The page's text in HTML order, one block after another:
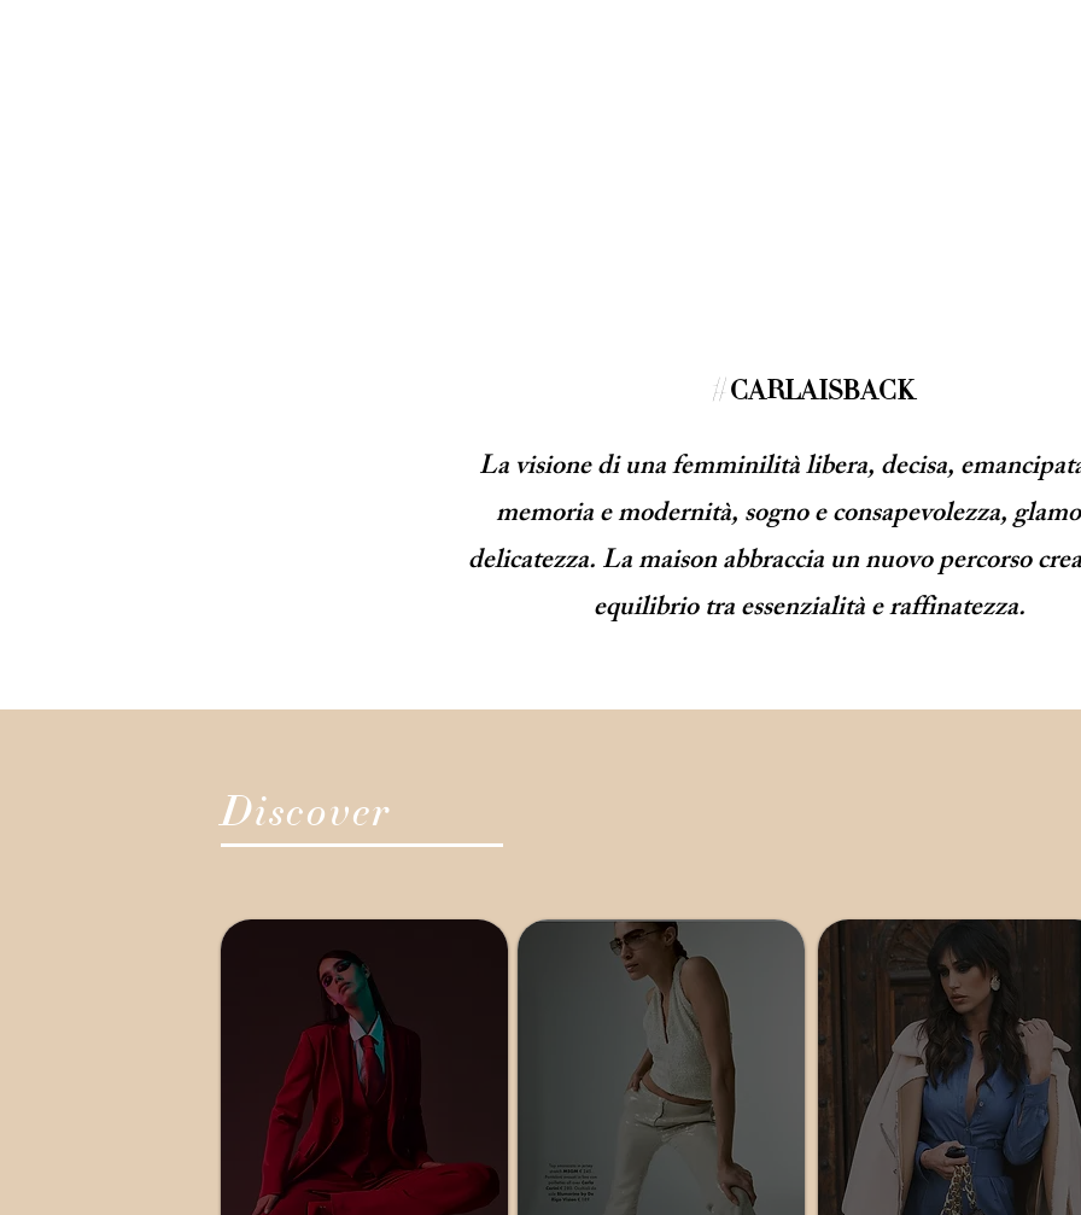
#CARLAISBACK
La visione di una femminilità libera, decisa,
memoria e modernità, sogno e consapevolezza,
delicatezza. La maison abbraccia un nuovo percorso
equilibrio tra essenzialità e raffinatezza.
Discover